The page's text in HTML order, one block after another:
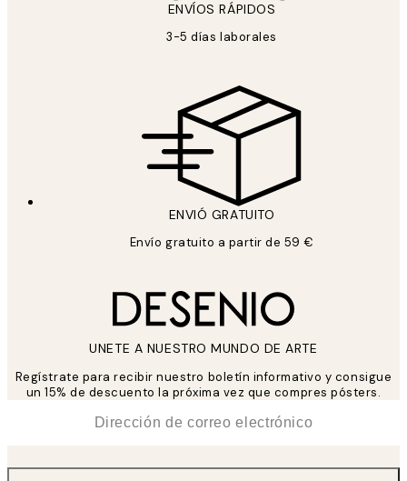
ENVÍOS RÁPIDOS
3-5 días laborales
ENVIÓ GRATUITO
Envío gratuito a partir de 59 €
UNETE A NUESTRO MUNDO DE ARTE
Regístrate para recibir nuestro boletín informativo y consigue
un 15% de descuento la próxima vez que compres pósters.